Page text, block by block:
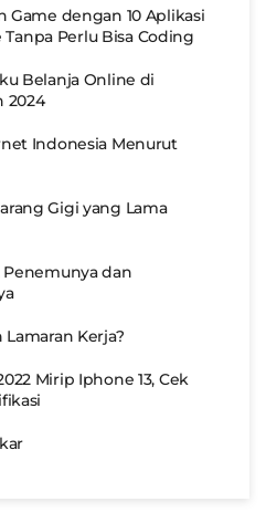
Game dengan 10 Aplikasi
Perlu Bisa Coding
Belanja Online di
2024
Indonesia Menurut
Gigi yang Lama
dan
Kerja?
Mirip Iphone 13, Cek